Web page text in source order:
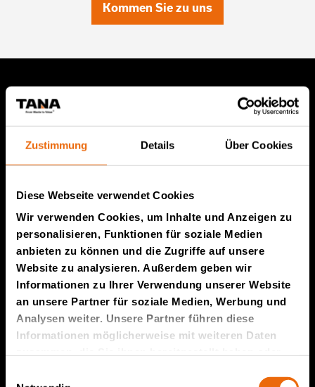
Zustimmung Details Über Cookies
Diese Webseite verwendet Cookies
Wir verwenden Cookies, um Inhalte und Anzeigen zu
personalisieren, Funktionen für soziale Medien
anbieten zu können und die Zugriffe auf unsere
Website zu analysieren. Außerdem geben wir
Informationen zu Ihrer Verwendung unserer Website
an unsere Partner für soziale Medien, Werbung und
Analysen weiter. Unsere Partner führen diese
Informationen möglicherweise mit weiteren Daten
Kommen Sie zu uns
Produkte von TANA
TANA Müllverdichter
TANA Abfallzerkleinerer
TANA Scheibensieb
TanaConnect®
Service und Vertrieb
Service und Vertrieb
Die Story von Tana